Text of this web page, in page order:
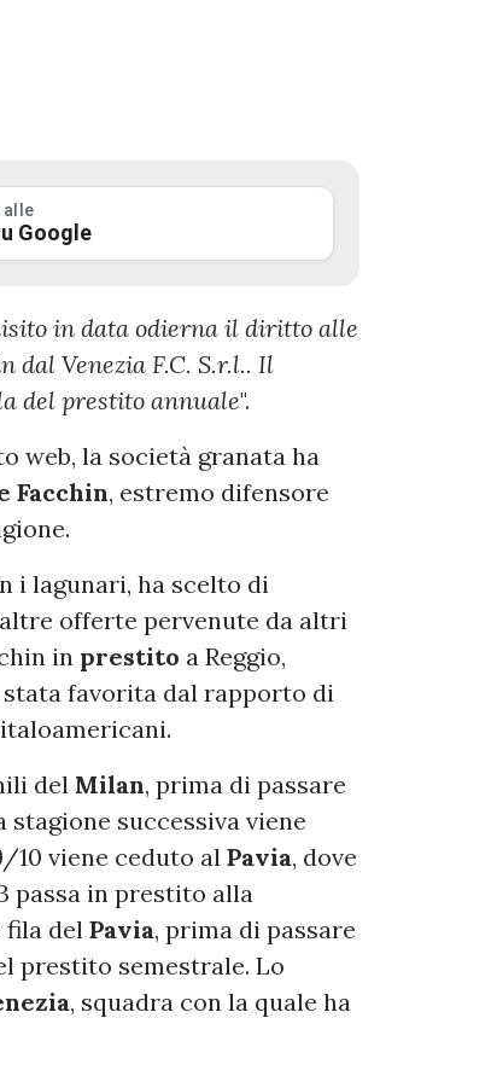
alle
Google
in data odierna il diritto alle
dal Venezia F.C. S.r.l.. Il
del prestito annuale".
web, la società granata ha
Facchin, estremo difensore
i lagunari, ha scelto di
offerte pervenute da altri
in prestito a Reggio,
stata favorita dal rapporto di
del Milan, prima di passare
successiva viene
10 viene ceduto al Pavia, dove
passa in prestito alla
fila delPavia, prima di passare
prestito semestrale. Lo
, squadra con la quale ha